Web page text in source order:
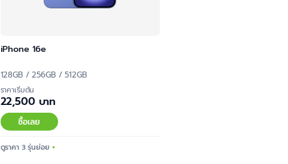
iPhone 16e
128GB / 256GB / 512GB
ราคาเริ่มต้น
22,500 บาท
ซื้อเลย
ดูราคา 3 รุ่นย่อย